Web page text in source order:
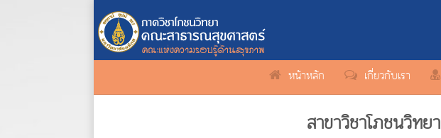
หน้าหลัก เกี่ยวกับเรา
สาขาวิชาโภชนวิท